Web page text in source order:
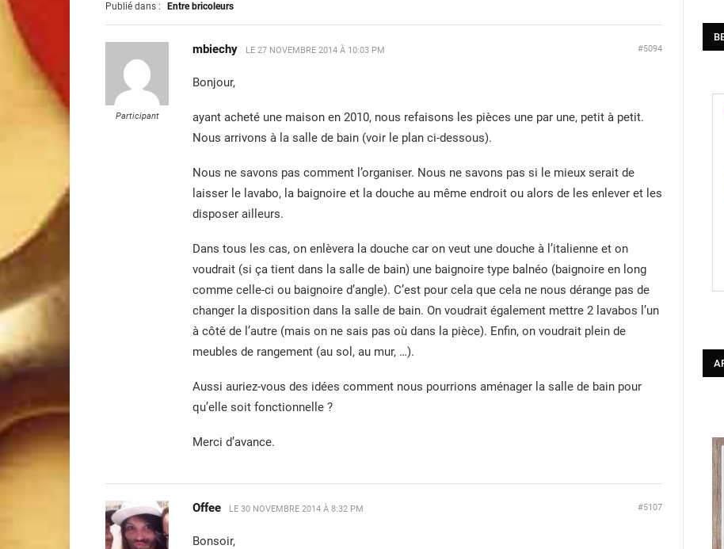
Publié dans : Entre bricoleurs
Participant
mbiechy LE 27 NOVEMBRE 2014 À 10:03 PM #5094
Bonjour,
ayant acheté une maison en 2010, nous refaisons les pièces une par une, petit à petit.
Nous arrivons à la salle de bain (voir le plan ci-dessous).
Nous ne savons pas comment l’organiser. Nous ne savons pas si le mieux serait de
laisser le lavabo, la baignoire et la douche au même endroit ou alors de les enlever et les
disposer ailleurs.
Dans tous les cas, on enlèvera la douche car on veut une douche à l’italienne et on
voudrait (si ça tient dans la salle de bain) une baignoire type balnéo (baignoire en long
comme celle-ci ou baignoire d’angle). C’est pour cela que cela ne nous dérange pas de
changer la disposition dans la salle de bain. On voudrait également mettre 2 lavabos l’un
à côté de l’autre (mais on ne sais pas où dans la pièce). Enfin, on voudrait plein de
meubles de rangement (au sol, au mur, …).
Aussi auriez-vous des idées comment nous pourrions aménager la salle de bain pour
qu’elle soit fonctionnelle ?
Merci d’avance.
Offee LE 30 NOVEMBRE 2014 À 8:32 PM #5107
Bonsoir,